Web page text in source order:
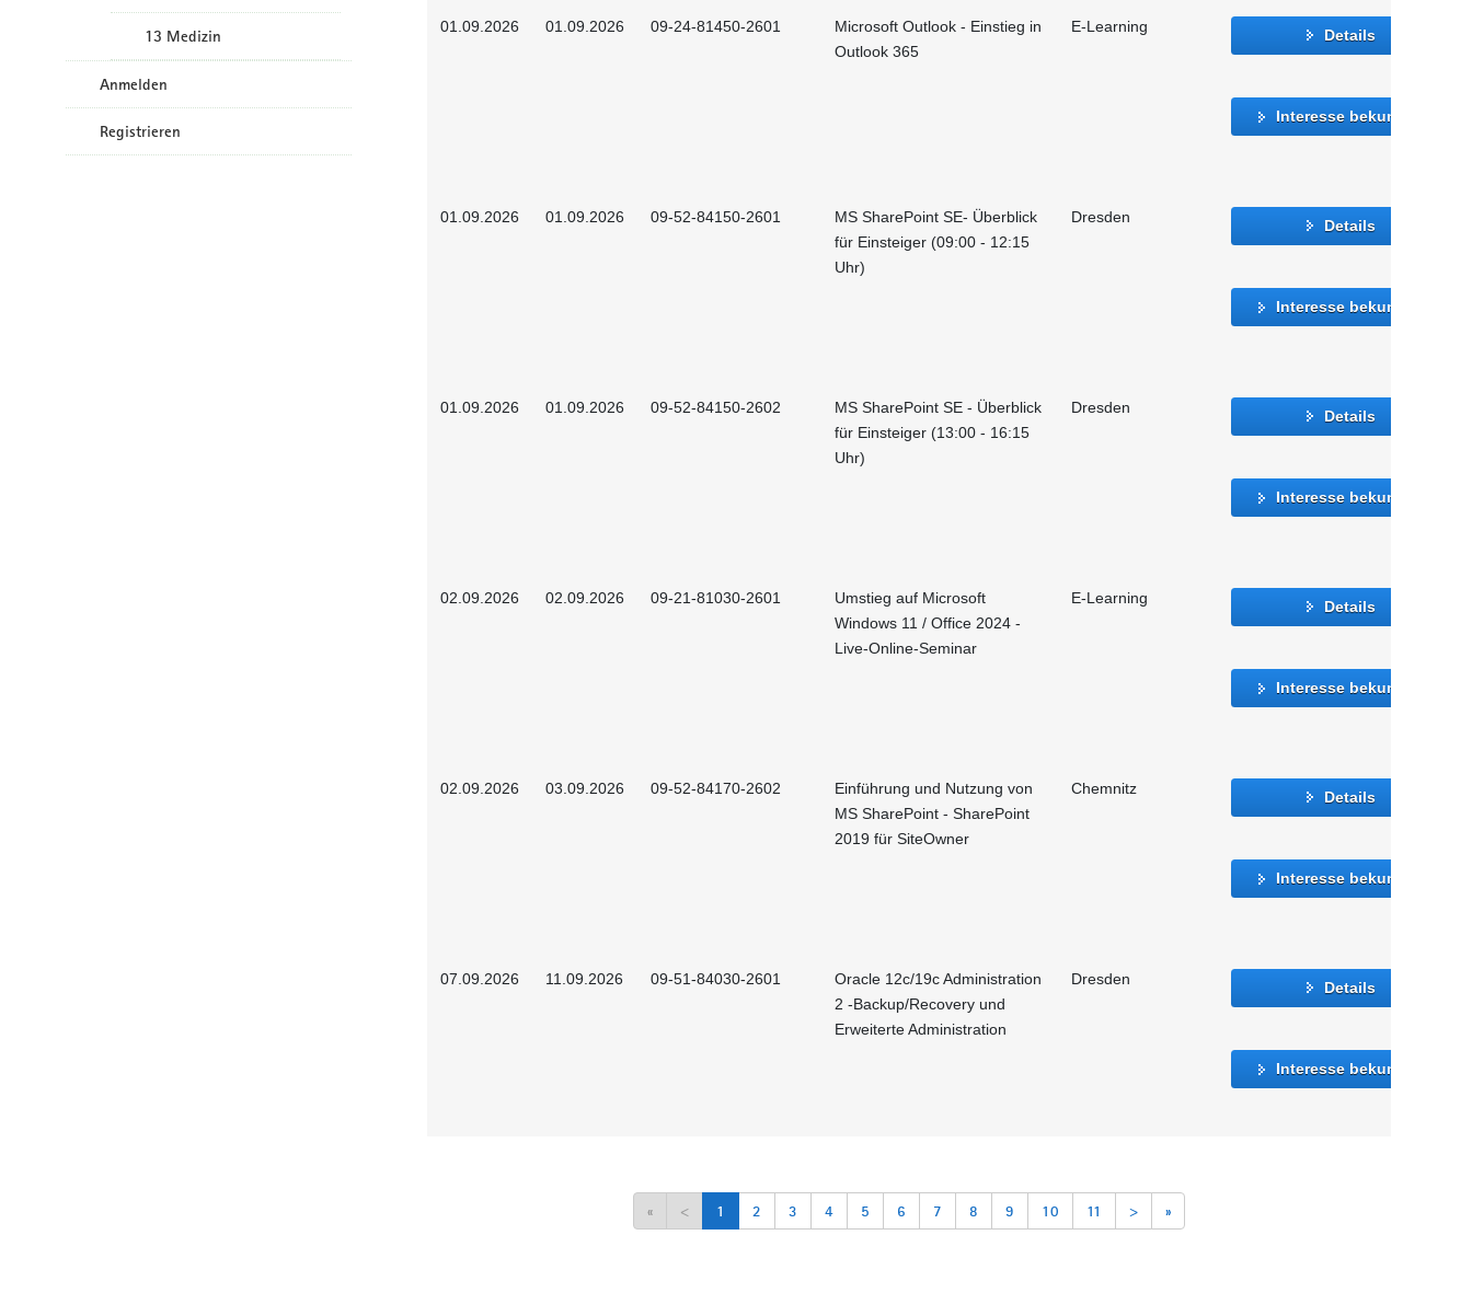
13 Medizin
Anmelden
Registrieren
01.09.2026 01.09.2026 09-24-81450-2601
Microsoft Outlook - Einstieg in
Outlook 365
E-Learning Details
Interesse bekunden
01.09.2026 01.09.2026 09-52-84150-2601
MS SharePoint SE- Überblick
für Einsteiger (09:00 - 12:15
Uhr)
Dresden Details
Interesse bekunden
01.09.2026 01.09.2026 09-52-84150-2602
MS SharePoint SE - Überblick
für Einsteiger (13:00 - 16:15
Uhr)
Dresden Details
Interesse bekunden
02.09.2026 02.09.2026 09-21-81030-2601
Umstieg auf Microsoft
Windows 11 / Office 2024 -
Live-Online-Seminar
E-Learning Details
Interesse bekunden
02.09.2026 03.09.2026 09-52-84170-2602
Einführung und Nutzung von
MS SharePoint - SharePoint
2019 für SiteOwner
Chemnitz Details
Interesse bekunden
07.09.2026 11.09.2026 09-51-84030-2601
Oracle 12c/19c Administration
2 -Backup/Recovery und
Erweiterte Administration
Dresden Details
Interesse bekunden
« < 1 2 3 4 5 6 7 8 9 10 11 > »